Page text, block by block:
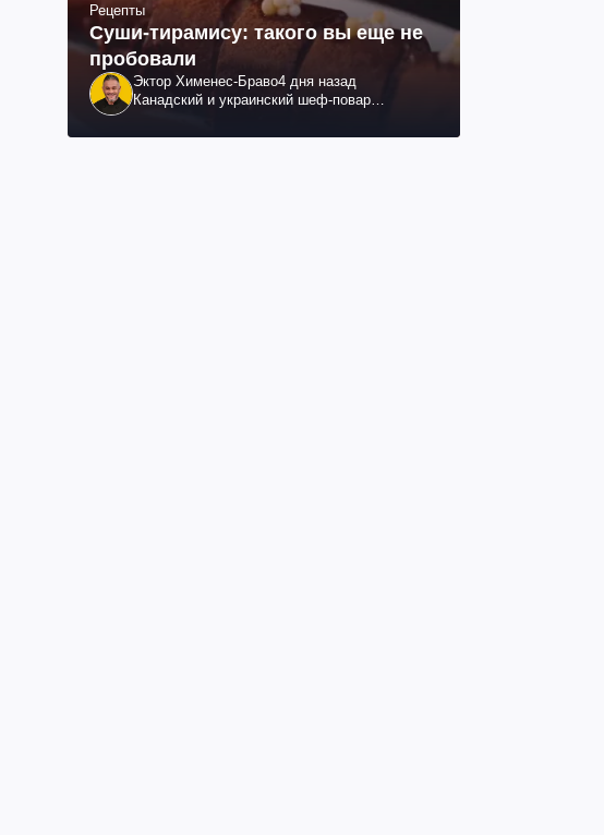
Рецепты
Суши-тирамису: такого вы еще не
пробовали
Эктор Хименес-Браво4 дня назад
Канадский и украинский шеф-повар
телеведущий